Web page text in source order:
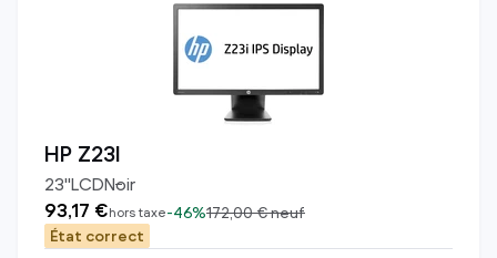
HP Z23I
23"LCDNoir
93,17 €hors taxe-46%172,00 €neuf
État correct